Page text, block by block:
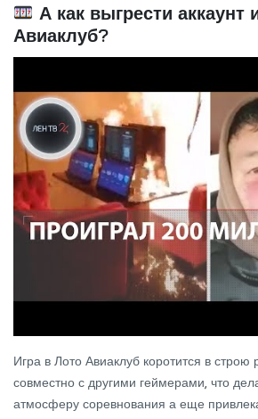
А как выгрести аккаунт
Авиаклуб?
Игра в Лото Авиаклуб коротится в строю
совместно с другими геймерами, что
атмосферу соревнования а еще